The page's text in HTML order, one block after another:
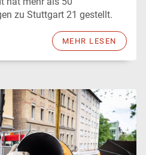
zu Stuttgart 21 gestellt.
MEHR LESEN